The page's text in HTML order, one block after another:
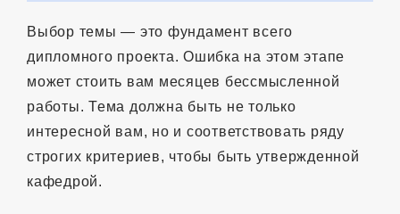
Выбор темы — это фундамент всего
дипломного проекта. Ошибка на этом этапе
может стоить вам месяцев бессмысленной
работы. Тема должна быть не только
интересной вам, но и соответствовать ряду
строгих критериев, чтобы быть утвержденной
кафедрой.